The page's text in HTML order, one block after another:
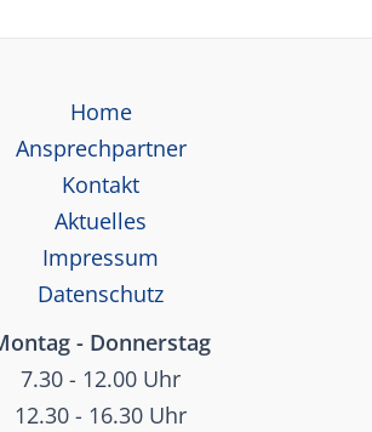
Home
Ansprechpartner
Kontakt
Aktuelles
Impressum
Datenschutz
- Donnerstag
7.30 - 12.00 Uhr
12.30 - 16.30 Uhr